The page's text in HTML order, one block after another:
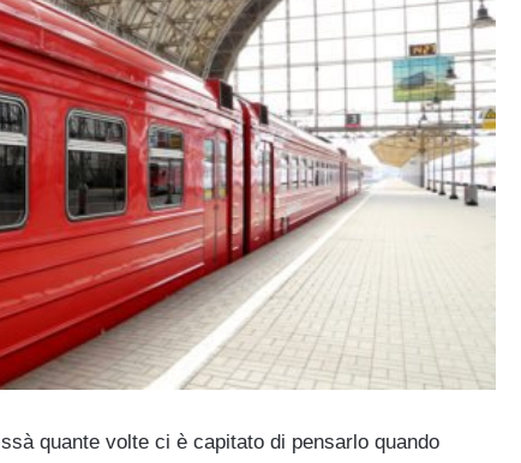
quante volte ci è capitato di pensarlo quando